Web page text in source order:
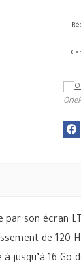
par son écran
de 120
à jusqu’à 16